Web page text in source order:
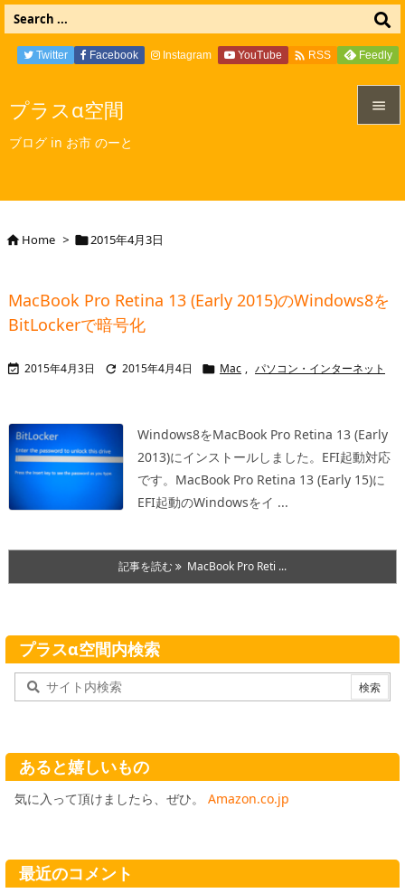
プラスα空間
ブログ in お市 のーと

次へ
Twitter Facebook Instagram YouTube  RSS Feedly
Home > 2015年4月3日
MacBook Pro Retina 13 (Early 2015)のWindows8を
BitLockerで暗号化
 2015年4月3日  2015年4月4日  Mac , パソコン・インターネット
Windows8をMacBook Pro Retina 13 (Early
2013)にインストールしました。EFI起動対応
です。 MacBook Pro Retina 13 (Early 15)に
EFI起動のWindowsをイ ...
記事を読む MacBook Pro Reti ...
プラスα空間内検索
あると嬉しいもの
気に入って頂けましたら、ぜひ。 Amazon.co.jp
最近のコメント